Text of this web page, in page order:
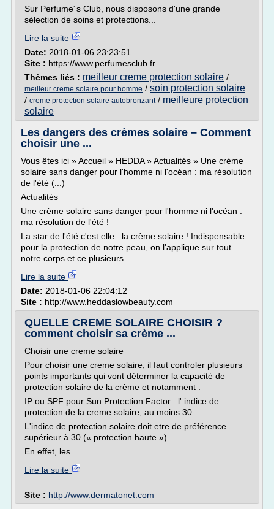
Sur Perfume´s Club, nous disposons d'une grande
sélection de soins et protections...
Lire la suite
Date: 2018-01-06 23:23:51
Site : https://www.perfumesclub.fr
Thèmes liés : meilleur creme protection solaire /
meilleur creme solaire pour homme / soin protection solaire
/ creme protection solaire autobronzant/ meilleure protection
solaire
Les dangers des crèmes solaire – Comment
choisir une ...
Vous êtes ici » Accueil » HEDDA » Actualités » Une crème
solaire sans danger pour l'homme ni l'océan : ma résolution
de l'été (...)
Actualités
Une crème solaire sans danger pour l'homme ni l'océan :
ma résolution de l'été !
La star de l'été c'est elle : la crème solaire ! Indispensable
pour la protection de notre peau, on l'applique sur tout
notre corps et ce plusieurs...
Lire la suite
Date: 2018-01-06 22:04:12
Site : http://www.heddaslowbeauty.com
QUELLE CREME SOLAIRE CHOISIR ?
comment choisir sa crème ...
Choisir une creme solaire
Pour choisir une creme solaire, il faut controler plusieurs
points importants qui vont déterminer la capacité de
protection solaire de la crème et notamment :
IP ou SPF pour Sun Protection Factor : l' indice de
protection de la creme solaire, au moins 30
L'indice de protection solaire doit etre de préférence
supérieur à 30 (« protection haute »).
En effet, les...
Lire la suite
Site : http://www.dermatonet.com